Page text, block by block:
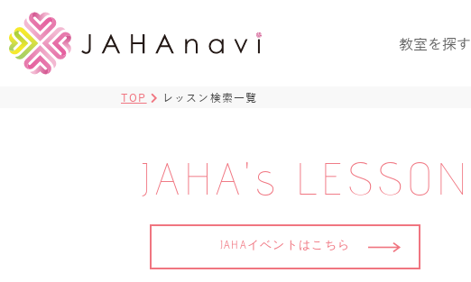
教室を探す
TOP レッスン検索一覧
JAHA's LESSON
JAHAイベントはこちら